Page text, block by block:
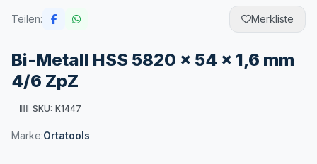
Teilen: Merkliste
Bi-Metall HSS 5820 x 54 x 1,6 mm
4/6 ZpZ
SKU: K1447
Marke:Ortatools